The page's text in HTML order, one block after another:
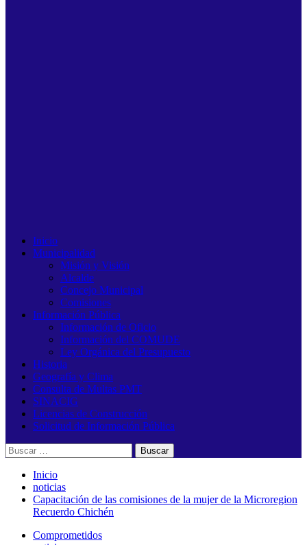
Inicio
Municipalidad
Misión y Visión
Alcalde
Concejo Municipal
Comisiones
Información Pública
Información de Oficio
Información del COMUDE
Ley Orgánica del Presupuesto
Historia
Geografía y Clima
Consulta de Multas PMT
SINACIG
Licencias de Construcción
Solicitud de Información Pública
Buscar:
Inicio
noticias
Capacitación de las comisiones de la mujer de la Microregion
Recuerdo Chichén
Comprometidos